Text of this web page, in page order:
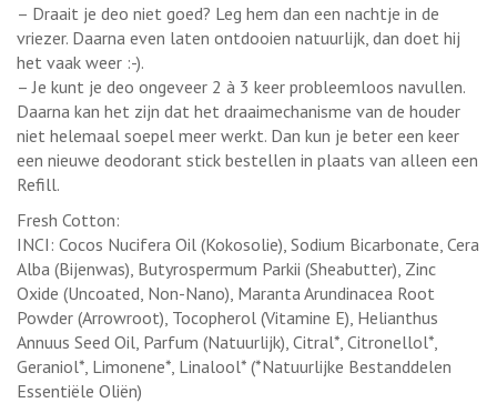
– Draait je deo niet goed? Leg hem dan een nachtje in de
vriezer. Daarna even laten ontdooien natuurlijk, dan doet hij
het vaak weer :-).
– Je kunt je deo ongeveer 2 à 3 keer probleemloos navullen.
Daarna kan het zijn dat het draaimechanisme van de houder
niet helemaal soepel meer werkt. Dan kun je beter een keer
een nieuwe deodorant stick bestellen in plaats van alleen een
Refill.
Fresh Cotton:
INCI: Cocos Nucifera Oil (Kokosolie), Sodium Bicarbonate, Cera
Alba (Bijenwas), Butyrospermum Parkii (Sheabutter), Zinc
Oxide (Uncoated, Non-Nano), Maranta Arundinacea Root
Powder (Arrowroot), Tocopherol (Vitamine E), Helianthus
Annuus Seed Oil, Parfum (Natuurlijk), Citral*, Citronellol*,
Geraniol*, Limonene*, Linalool* (*Natuurlijke Bestanddelen
Essentiële Oliën)